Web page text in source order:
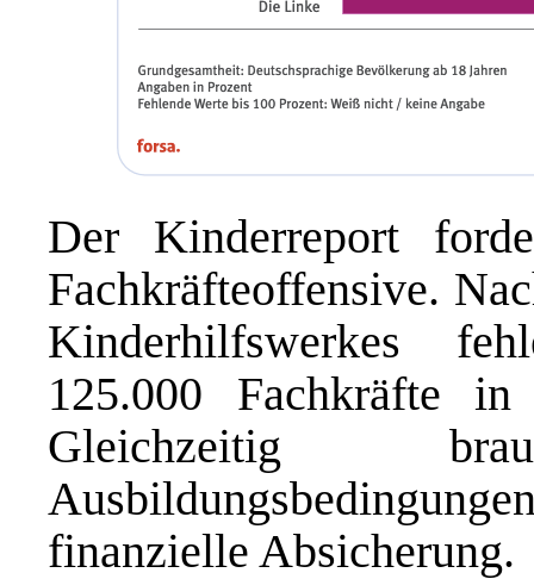
Der Kinderreport
Fachkräfteoffensive.
Kinderhilfswerkes
125.000 Fachkräfte
Gleichzeitig
finanzielle Absicherung.